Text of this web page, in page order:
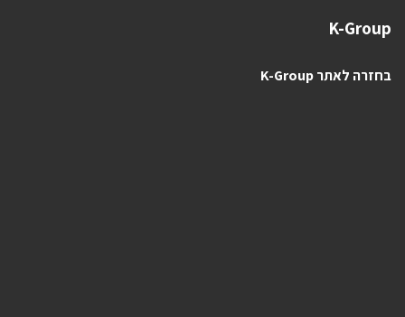
K-Group
בחזרה לאתר K-Group